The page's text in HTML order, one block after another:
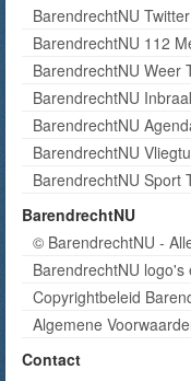
BarendrechtNU Twitter
BarendrechtNU 112
BarendrechtNU Weer
BarendrechtNU
BarendrechtNU
BarendrechtNU
BarendrechtNU Sport
BarendrechtNU
© BarendrechtNU -
BarendrechtNU logo's
Copyrightbeleid
Algemene
Contact